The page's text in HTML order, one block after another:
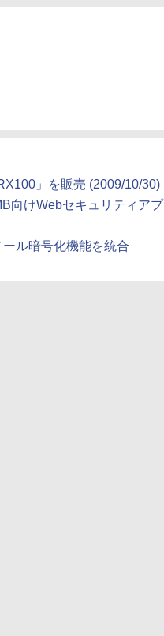
」を販売 (2009/10/30)
向けWebセキュリティアプ
ル暗号化機能を統合